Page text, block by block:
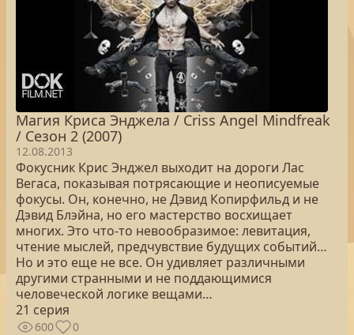
Магия Криса Энджела / Criss Angel Mindfreak
/ Сезон 2 (2007)
12.08.2013
Фокусник Крис Энджел выходит на дороги Лас
Вегаса, показывая потрясающие и неописуемые
фокусы. Он, конечно, не Дэвид Копирфильд и не
Дэвид Блэйна, но его мастерство восхищает
многих. Это что-то невообразимое: левитация,
чтение мыслей, предчувствие будущих событий…
Но и это еще не все. Он удивляет различными
другими странными и не поддающимися
человеческой логике вещами…
21 серия
600 0